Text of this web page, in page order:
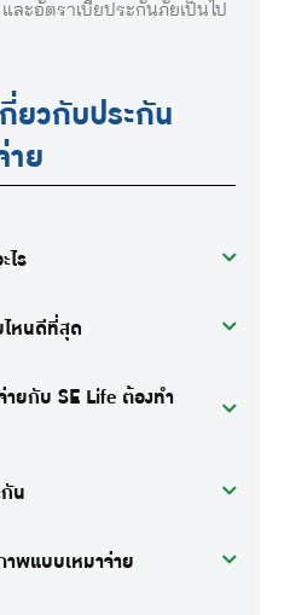
ละอัตราเบี้ยประกันภัยเป็นไป
ยวกับประกัน
าย
ไร
หนดีที่สุด
ยกับ SE Life ต้องทำ
น
พแบบเหมาจ่าย